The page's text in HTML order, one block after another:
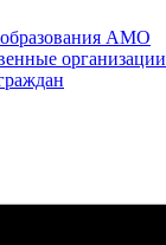
АМО
организации